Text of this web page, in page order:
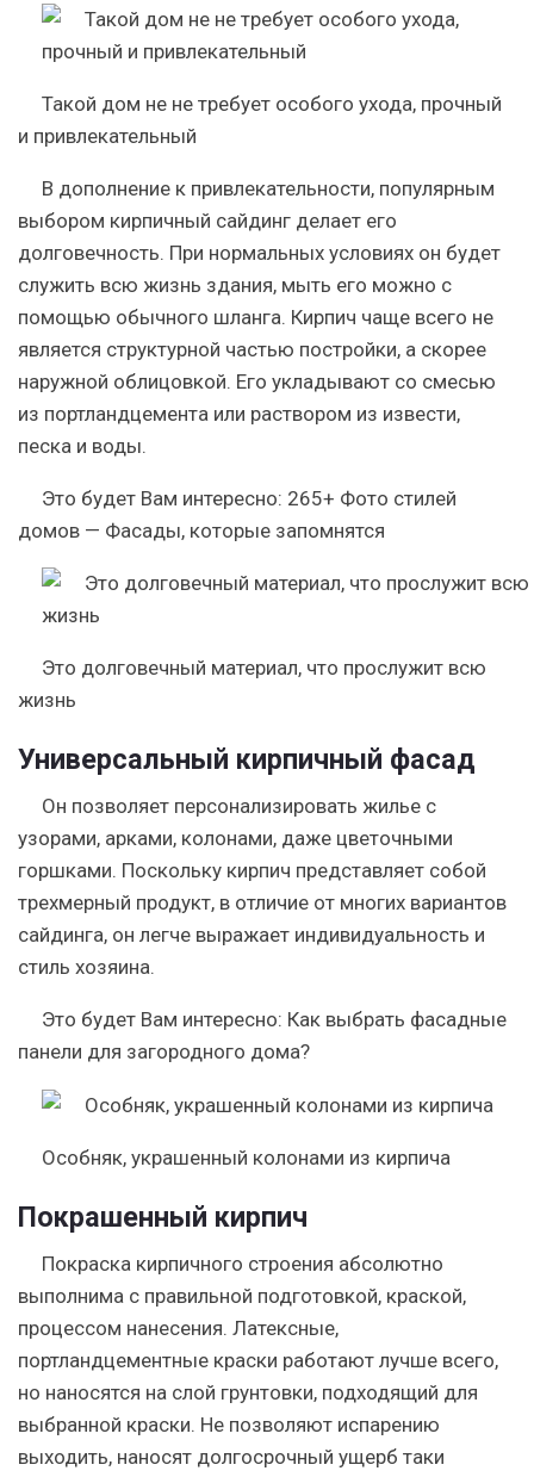
Такой дом не не требует особого ухода, прочный
и привлекательный
В дополнение к привлекательности, популярным
выбором кирпичный сайдинг делает его
долговечность. При нормальных условиях он будет
служить всю жизнь здания, мыть его можно с
помощью обычного шланга. Кирпич чаще всего не
является структурной частью постройки, а скорее
наружной облицовкой. Его укладывают со смесью
из портландцемента или раствором из извести,
песка и воды.
Это будет Вам интересно: 265+ Фото стилей
домов — Фасады, которые запомнятся
Это долговечный материал, что прослужит всю
жизнь
Универсальный кирпичный фасад
Он позволяет персонализировать жилье с
узорами, арками, колонами, даже цветочными
горшками. Поскольку кирпич представляет собой
трехмерный продукт, в отличие от многих вариантов
сайдинга, он легче выражает индивидуальность и
стиль хозяина.
Это будет Вам интересно: Как выбрать фасадные
панели для загородного дома?
Особняк, украшенный колонами из кирпича
Покрашенный кирпич
Покраска кирпичного строения абсолютно
выполнима с правильной подготовкой, краской,
процессом нанесения. Латексные,
портландцементные краски работают лучше всего,
но наносятся на слой грунтовки, подходящий для
выбранной краски. Не позволяют испарению
выходить, наносят долгосрочный ущерб таки